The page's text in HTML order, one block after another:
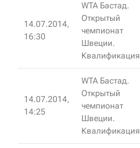
14.07.2014,
16:30
WTA Бастад.
Открытый
чемпионат
Швеции.
Квалификация
14.07.2014,
14:25
WTA Бастад.
Открытый
чемпионат
Швеции.
Квалификация